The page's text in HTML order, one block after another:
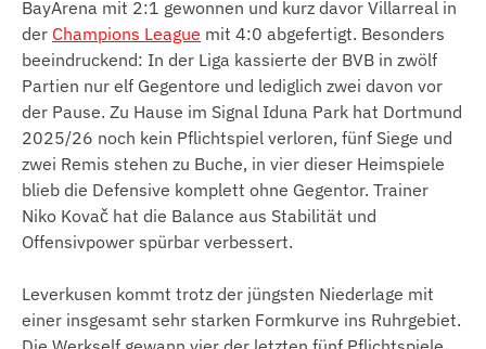
BayArena mit 2:1 gewonnen und kurz davor Villarreal in
der Champions League mit 4:0 abgefertigt. Besonders
beeindruckend: In der Liga kassierte der BVB in zwölf
Partien nur elf Gegentore und lediglich zwei davon vor
der Pause. Zu Hause im Signal Iduna Park hat Dortmund
2025/26 noch kein Pflichtspiel verloren, fünf Siege und
zwei Remis stehen zu Buche, in vier dieser Heimspiele
blieb die Defensive komplett ohne Gegentor. Trainer
Niko Kovač hat die Balance aus Stabilität und
Offensivpower spürbar verbessert.
Leverkusen kommt trotz der jüngsten Niederlage mit
einer insgesamt sehr starken Formkurve ins Ruhrgebiet.